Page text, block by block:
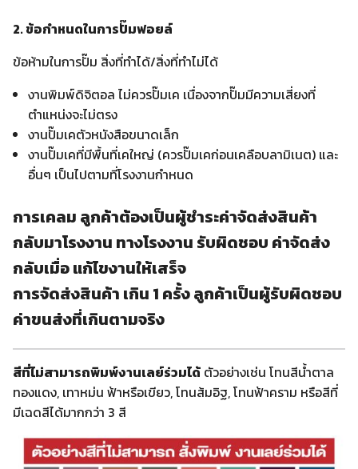
2. ข้อกำหนดในการปั๊มฟอยล์
ข้อห้ามในการปั๊ม สิ่งที่ทำได้/สิ่งที่ทำไม่ได้
งานพิมพ์ดิจิตอล ไม่ควรปั๊มเค เนื่องจากปั๊มมีความเสี่ยงที่
ตำแหน่งจะไม่ตรง
งานปั๊มเคตัวหนังสือขนาดเล็ก
งานปั๊มเคที่มีพื้นที่เคใหญ่ (ควรปั๊มเคก่อนเคลือบลามิเนต) และ
อื่นๆ เป็นไปตามที่โรงงานกำหนด
การเคลม ลูกค้าต้องเป็นผู้ชำระค่าจัดส่งสินค้า
กลับมาโรงงาน ทางโรงงาน รับผิดชอบ ค่าจัดส่ง
กลับเมื่อ แก้ไขงานให้เสร็จ
การจัดส่งสินค้า เกิน 1 ครั้ง ลูกค้าเป็นผู้รับผิดชอบ
ค่าขนส่งที่เกินตามจริง
สีที่ไม่สามารถพิมพ์งานเลย์ร่วมได้ ตัวอย่างเช่น โทนสีน้ำตาล
ทองแดง, เทาหม่น ฟ้าหรือเขียว, โทนส้มอิฐ, โทนฟ้าคราม หรือสีที่
มีเฉดสีได้มากกว่า 3 สี